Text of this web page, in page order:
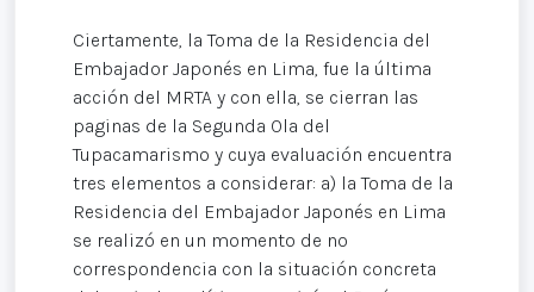
Ciertamente, la Toma de la Residencia del
Embajador Japonés en Lima, fue la última
acción del MRTA y con ella, se cierran las
paginas de la Segunda Ola del
Tupacamarismo y cuya evaluación encuentra
tres elementos a considerar: a) la Toma de la
Residencia del Embajador Japonés en Lima
se realizó en un momento de no
correspondencia con la situación concreta